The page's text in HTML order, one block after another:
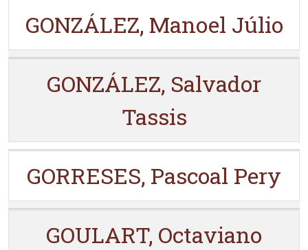
GONZÁLEZ, Manoel Júlio
GONZÁLEZ, Salvador
Tassis
GORRESES, Pascoal Pery
GOULART, Octaviano